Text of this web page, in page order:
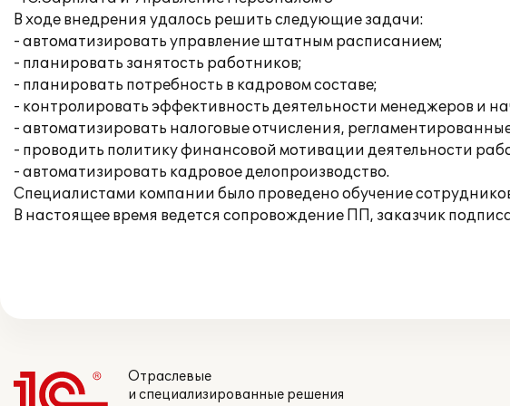
В ходе внедрения удалось решить следующие задачи:
- автоматизировать управление штатным расписанием;
- планировать занятость работников;
- планировать потребность в кадровом составе;
- контролировать эффективность деятельности менеджеров и
- автоматизировать налоговые отчисления,
- проводить политику финансовой мотивации деятельности
- автоматизировать кадровое делопроизводство.
Специалистами компании было проведено обучение
В настоящее время ведется сопровождение ПП, заказчик
Отраслевые
и специализированные решения